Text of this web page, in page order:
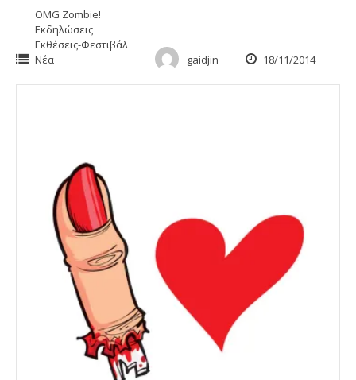
OMG Zombie!
Εκδηλώσεις
Εκθέσεις-Φεστιβάλ
Νέα
gaidjin 18/11/2014